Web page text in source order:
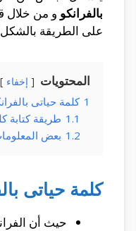
بالفرانكو و من خلال
على الطريقة
المحتويات إخفاء
1 كلمة حياتى
1.1 طريقة كتابة
1.2 بعض
كلمة حياتى
حيث أن